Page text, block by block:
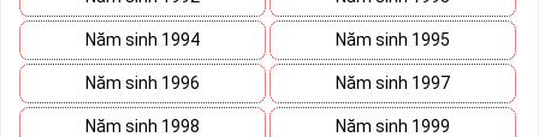
Năm sinh 1994 Năm sinh 1995
Năm sinh 1996 Năm sinh 1997
Năm sinh 1998 Năm sinh 1999